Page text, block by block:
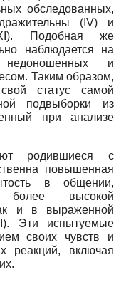
обследованных,
( IV) и
). Подобная же
наблюдается на
и
Таким образом,
статус самой
подвыборки из
при анализе
родившиеся с
повышенная
в общении,
высокой
и в выраженной
). Эти испытуемые
своих чувств и
реакций, включая